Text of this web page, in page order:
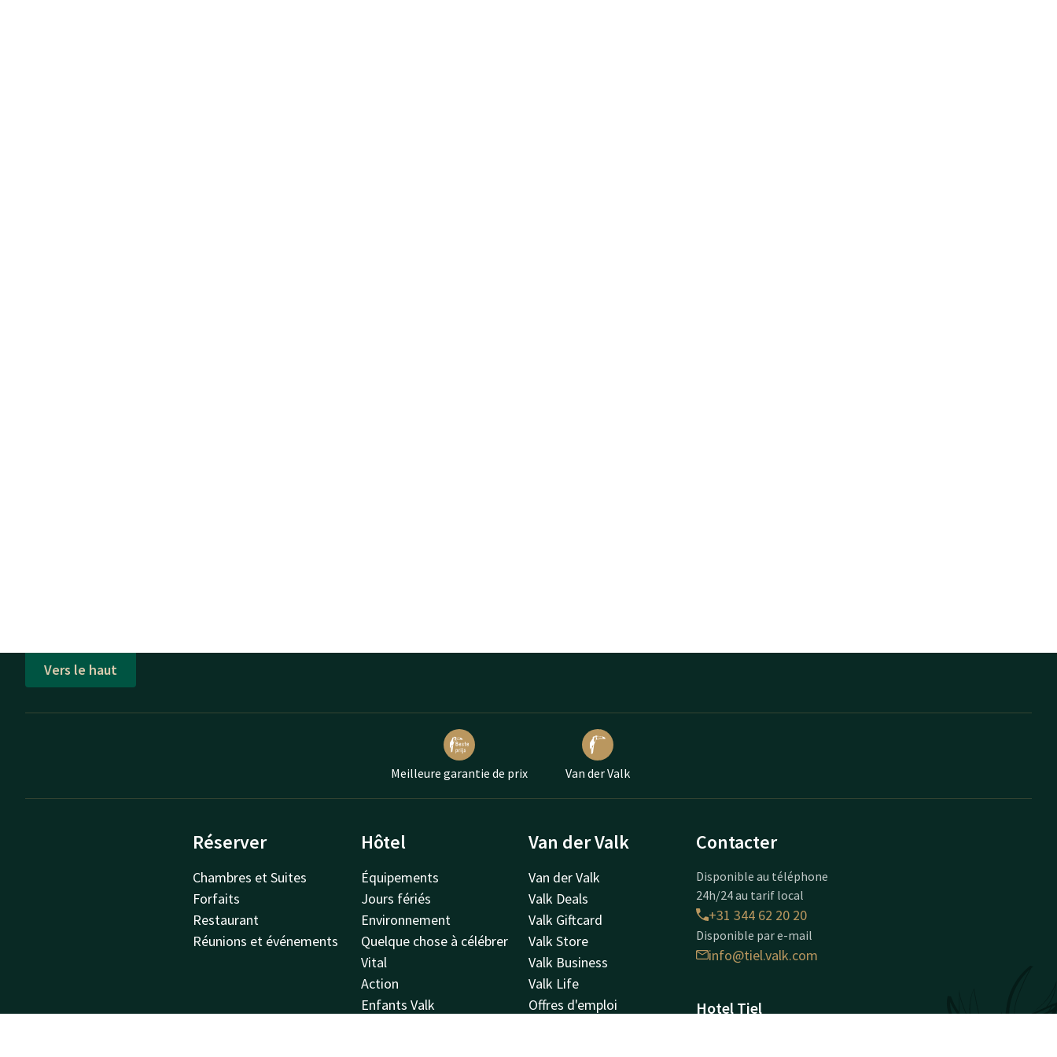
Vers le haut
Meilleure garantie de prix Van der Valk
Réserver
Chambres et Suites
Forfaits
Restaurant
Réunions et événements
Hôtel
Équipements
Jours fériés
Environnement
Quelque chose à célébrer
Vital
Action
Enfants Valk
Van der Valk
Van der Valk
Valk Deals
Valk Giftcard
Valk Store
Valk Business
Valk Life
Offres d'emploi
Contacter
Disponible au téléphone
24h/24 au tarif local
+31 344 62 20 20
Disponible par e-mail
info@tiel.valk.com
Hotel Tiel